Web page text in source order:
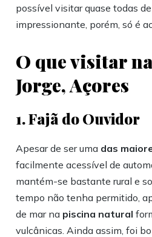
possível visitar quase todas
impressionante, porém, só é
O que visitar
Jorge, Açores
1. Fajã do Ouvidor
Apesar de ser uma das
facilmente acessível de
mantém-se bastante rural e
tempo não tenha permitido,
de mar na piscina natural
vulcânicas. Ainda assim, foi